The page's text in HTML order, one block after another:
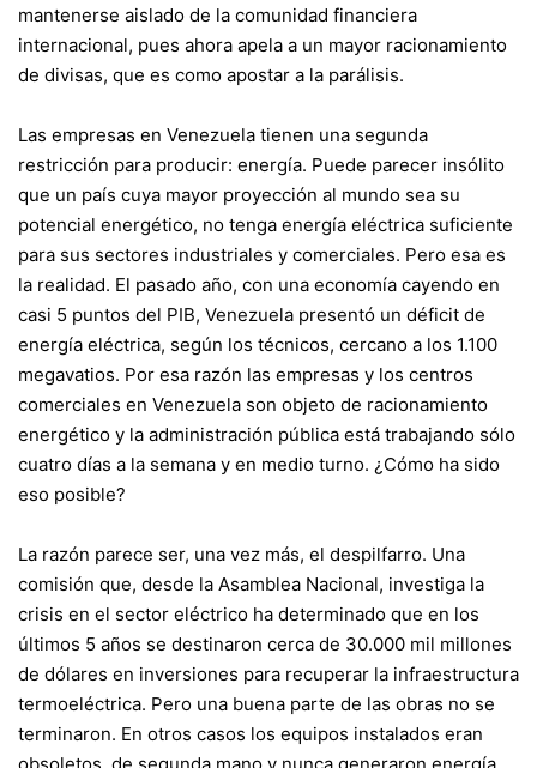
mantenerse aislado de la comunidad financiera
internacional, pues ahora apela a un mayor racionamiento
de divisas, que es como apostar a la parálisis.
Las empresas en Venezuela tienen una segunda
restricción para producir: energía. Puede parecer insólito
que un país cuya mayor proyección al mundo sea su
potencial energético, no tenga energía eléctrica suficiente
para sus sectores industriales y comerciales. Pero esa es
la realidad. El pasado año, con una economía cayendo en
casi 5 puntos del PIB, Venezuela presentó un déficit de
energía eléctrica, según los técnicos, cercano a los 1.100
megavatios. Por esa razón las empresas y los centros
comerciales en Venezuela son objeto de racionamiento
energético y la administración pública está trabajando sólo
cuatro días a la semana y en medio turno. ¿Cómo ha sido
eso posible?
La razón parece ser, una vez más, el despilfarro. Una
comisión que, desde la Asamblea Nacional, investiga la
crisis en el sector eléctrico ha determinado que en los
últimos 5 años se destinaron cerca de 30.000 mil millones
de dólares en inversiones para recuperar la infraestructura
termoeléctrica. Pero una buena parte de las obras no se
terminaron. En otros casos los equipos instalados eran